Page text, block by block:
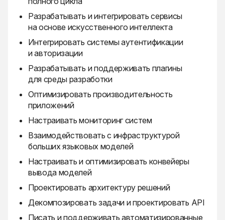
Разрабатывать и интегрировать сервисы
на основе искусственного интеллекта
Интегрировать системы аутентификации
и авторизации
Разрабатывать и поддерживать плагины
для среды разработки
Оптимизировать производительность
приложений
Настраивать мониторинг систем
Взаимодействовать с инфраструктурой
больших языковых моделей
Настраивать и оптимизировать конвейеры
вывода моделей
Проектировать архитектуру решений
Декомпозировать задачи и проектировать API
Писать и поддерживать автоматизированные